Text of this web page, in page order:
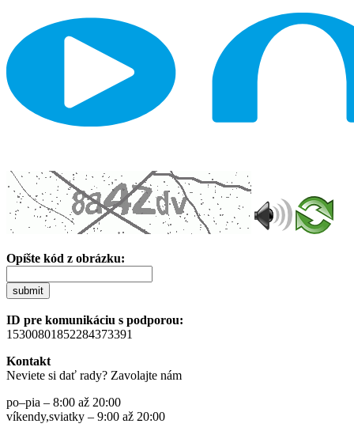
Opíšte kód z obrázku:
submit
ID pre komunikáciu s podporou:
15300801852284373391
Kontakt
Neviete si dať rady? Zavolajte nám
po–pia – 8:00 až 20:00
víkendy,sviatky – 9:00 až 20:00